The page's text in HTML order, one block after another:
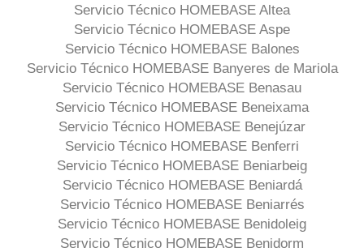
Servicio Técnico HOMEBASE Altea
Servicio Técnico HOMEBASE Aspe
Servicio Técnico HOMEBASE Balones
Servicio Técnico HOMEBASE Banyeres de Mariola
Servicio Técnico HOMEBASE Benasau
Servicio Técnico HOMEBASE Beneixama
Servicio Técnico HOMEBASE Benejúzar
Servicio Técnico HOMEBASE Benferri
Servicio Técnico HOMEBASE Beniarbeig
Servicio Técnico HOMEBASE Beniardá
Servicio Técnico HOMEBASE Beniarrés
Servicio Técnico HOMEBASE Benidoleig
Servicio Técnico HOMEBASE Benidorm